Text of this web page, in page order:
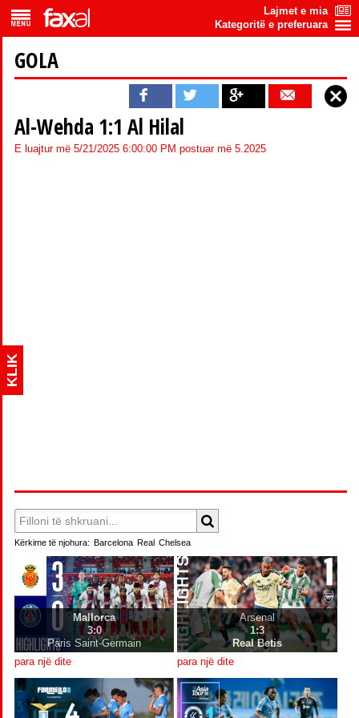
Lajmet e mia
Kategoritë e preferuara
GOLA
Al-Wehda 1:1 Al Hilal
E luajtur më 5/21/2025 6:00:00 PM postuar më 5.2025
Kërkime të njohura: Barcelona Real Chelsea
Mallorca
3:0
Paris Saint-Germain
para një dite
Arsenal
1:3
Real Betis
para një dite
KLIK